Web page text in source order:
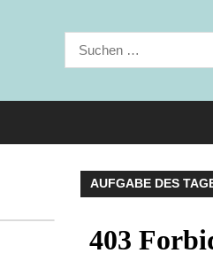
Suchen
nach:
AUFGABE DES